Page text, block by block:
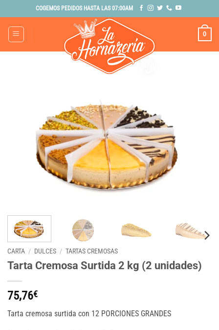
al
contenido
COGEMOS PEDIDOS HASTA LAS 07:00AM
0
CARTA / DULCES / TARTAS CREMOSAS
Tarta Cremosa Surtida 2 kg (2 unidades)
75,76€
Tarta cremosa surtida con 12 PORCIONES GRANDES